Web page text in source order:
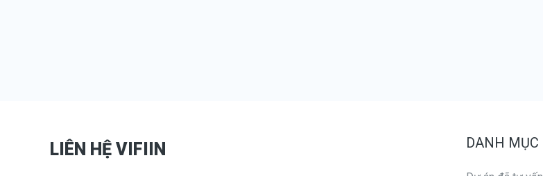
LIÊN HỆ VIFIIN DANH MỤC